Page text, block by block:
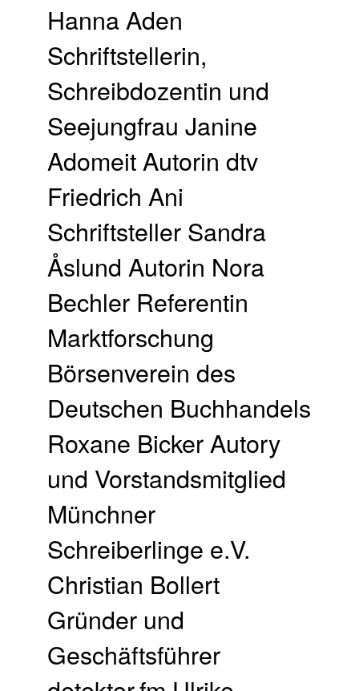
Hanna Aden
Schriftstellerin,
Schreibdozentin und
Seejungfrau Janine
Adomeit Autorin dtv
Friedrich Ani
Schriftsteller Sandra
Åslund Autorin Nora
Bechler Referentin
Marktforschung
Börsenverein des
Deutschen Buchhandels
Roxane Bicker Autory
und Vorstandsmitglied
Münchner
Schreiberlinge e.V.
Christian Bollert
Gründer und
Geschäftsführer